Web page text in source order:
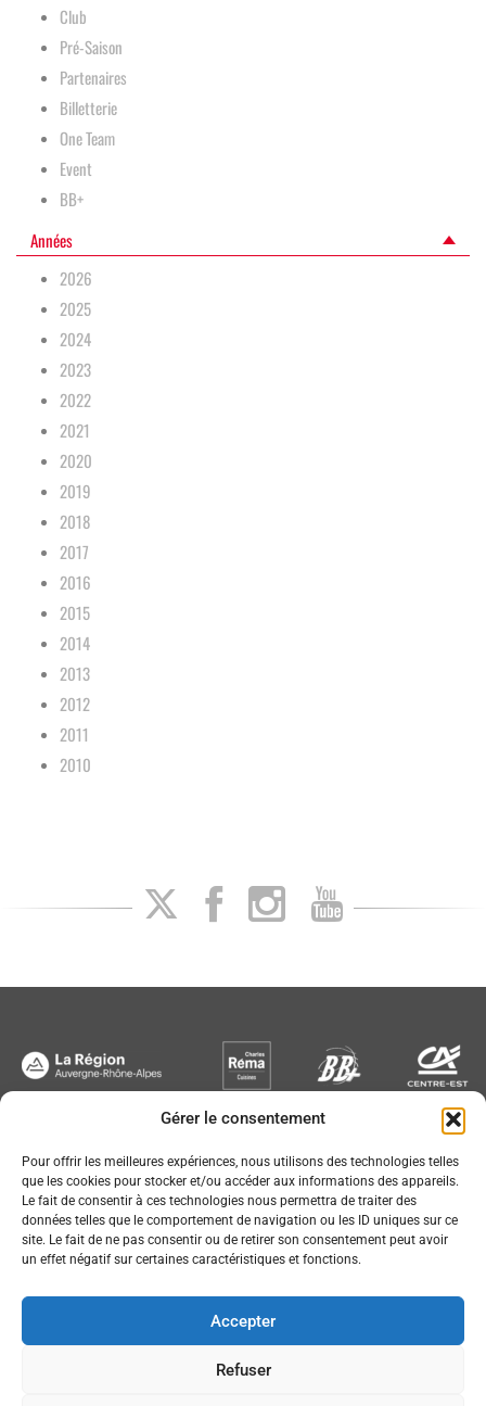
Gérer le consentement
Pour offrir les meilleures expériences, nous utilisons des technologies telles
que les cookies pour stocker et/ou accéder aux informations des appareils.
Le fait de consentir à ces technologies nous permettra de traiter des
données telles que le comportement de navigation ou les ID uniques sur ce
site. Le fait de ne pas consentir ou de retirer son consentement peut avoir
un effet négatif sur certaines caractéristiques et fonctions.
Accepter
Refuser
Club
Pré-Saison
Partenaires
Billetterie
One Team
Event
BB+
Années
2026
2025
2024
2023
2022
2021
2020
2019
2018
2017
2016
2015
2014
2013
2012
2011
2010
Newsletter
Plan du site